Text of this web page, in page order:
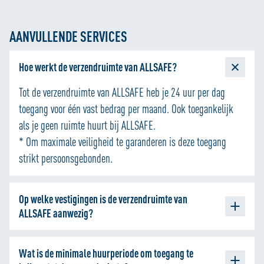
in te schrijven, dient wel aannemelijk gemaakt te worden dat
de duurzame bedrijfsuitoefening daadwerkelijk bij ALLSAFE
plaatsvindt. Dit dien je als inschrijver bij de KVK aan te
tonen. Als je bijvoorbeeld jouw webshopvoorraad bij ALLSAFE
Mini Opslag opslaat, is dit een vorm van duurzame
bedrijfsuitoefening. Neem voor meer informatie contact op
met de KVK.
AANVULLENDE SERVICES
Hoe werkt de verzendruimte van ALLSAFE?
Tot de verzendruimte van ALLSAFE heb je 24 uur per dag
toegang voor één vast bedrag per maand. Ook toegankelijk
als je geen ruimte huurt bij ALLSAFE.
* Om maximale veiligheid te garanderen is deze toegang
strikt persoonsgebonden.
Op welke vestigingen is de verzendruimte van
ALLSAFE aanwezig?
Amsterdam Zuid
Arnhem
Wat is de minimale huurperiode om toegang te